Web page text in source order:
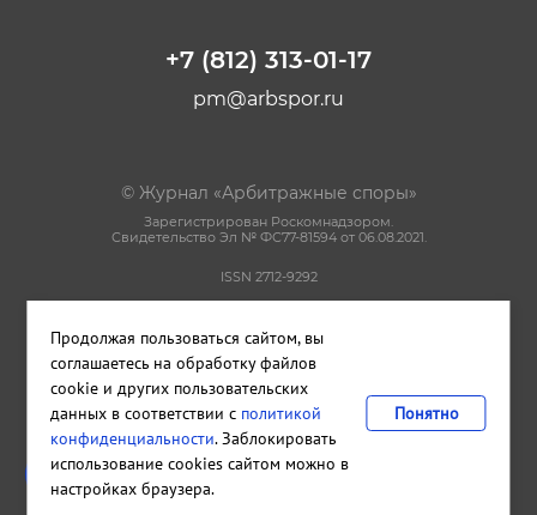
+7 (812) 313-01-17
pm@arbspor.ru
© Журнал «Арбитражные споры»
Зарегистрирован Роскомнадзором.
Свидетельство Эл № ФС77-81594 от 06.08.2021.
ISSN 2712-9292
Пользовательское соглашение
Правила использования материалов сайта
Сделано вCetera
Издательство и редакция ООО "КАДИС"
Санкт-Петербург ,Петроградская набережная, дом 22, литера А,
Продолжая пользоваться сайтом, вы
соглашаетесь на обработку файлов
cookie и других пользовательских
данных в соответствии с политикой
конфиденциальности. Заблокировать
использование cookies сайтом можно в
настройках браузера.
Понятно